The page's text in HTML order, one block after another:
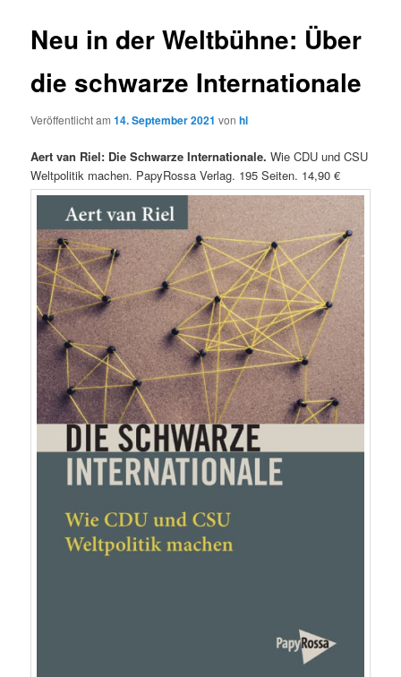
Neu in der Weltbühne: Über
die schwarze Internationale
Veröffentlicht am14. September 2021 vonhl
Aert van Riel: Die Schwarze Internationale. Wie CDU und CSU
Weltpolitik machen. PapyRossa Verlag. 195 Seiten. 14,90 €